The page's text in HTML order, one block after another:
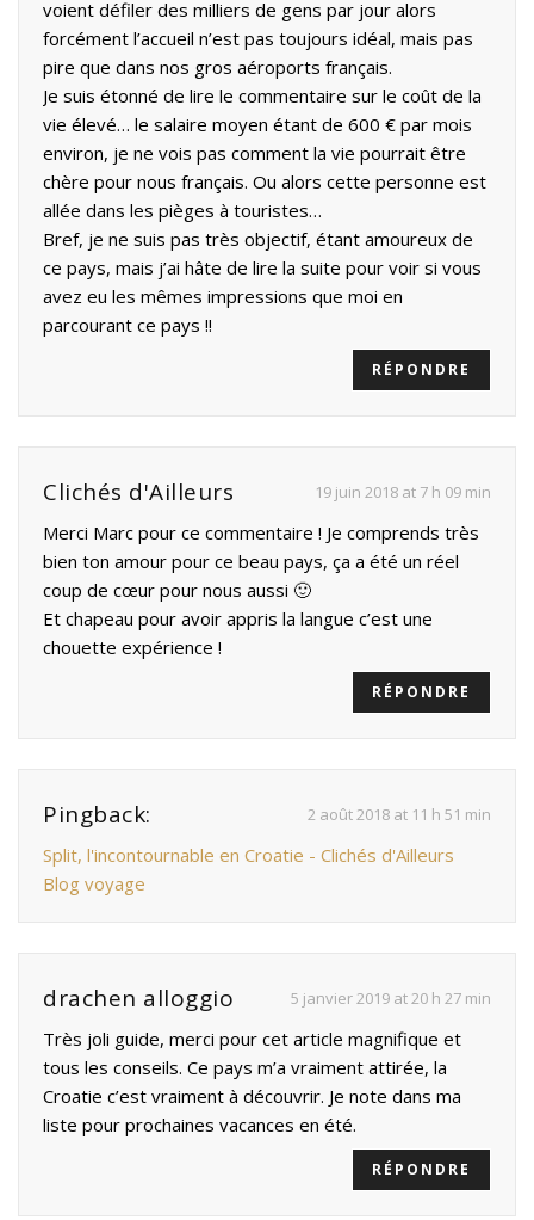
voient défiler des milliers de gens par jour alors
forcément l’accueil n’est pas toujours idéal, mais pas
pire que dans nos gros aéroports français.
Je suis étonné de lire le commentaire sur le coût de la
vie élevé… le salaire moyen étant de 600 € par mois
environ, je ne vois pas comment la vie pourrait être
chère pour nous français. Ou alors cette personne est
allée dans les pièges à touristes…
Bref, je ne suis pas très objectif, étant amoureux de
ce pays, mais j’ai hâte de lire la suite pour voir si vous
avez eu les mêmes impressions que moi en
parcourant ce pays !!
RÉPONDRE
Clichés d'Ailleurs 19 juin 2018 at 7 h 09 min
Merci Marc pour ce commentaire ! Je comprends très
bien ton amour pour ce beau pays, ça a été un réel
coup de cœur pour nous aussi 🙂
Et chapeau pour avoir appris la langue c’est une
chouette expérience !
RÉPONDRE
Pingback: 2 août 2018 at 11 h 51 min
Split, l'incontournable en Croatie - Clichés d'Ailleurs
Blog voyage
drachen alloggio 5 janvier 2019 at 20 h 27 min
Très joli guide, merci pour cet article magnifique et
tous les conseils. Ce pays m’a vraiment attirée, la
Croatie c’est vraiment à découvrir. Je note dans ma
liste pour prochaines vacances en été.
RÉPONDRE